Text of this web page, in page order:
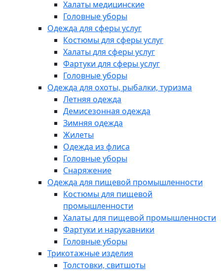
Халаты медицинские
Головные уборы
Одежда для сферы услуг
Костюмы для сферы услуг
Халаты для сферы услуг
Фартуки для сферы услуг
Головные уборы
Одежда для охоты, рыбалки, туризма
Летняя одежда
Демисезонная одежда
Зимняя одежда
Жилеты
Одежда из флиса
Головные уборы
Снаряжение
Одежда для пищевой промышленности
Костюмы для пищевой
промышленности
Халаты для пищевой промышленности
Фартуки и нарукавники
Головные уборы
Трикотажные изделия
Толстовки, свитшоты